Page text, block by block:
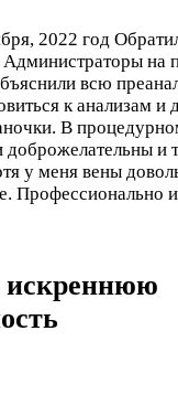
2022 год
Администраторы на
всю
к анализам и
В
и
у меня вены
Профессионально и